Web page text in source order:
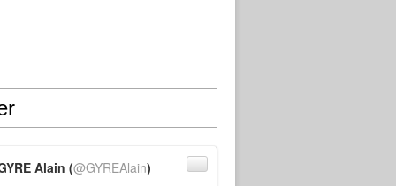
Alain (@GYREAlain)